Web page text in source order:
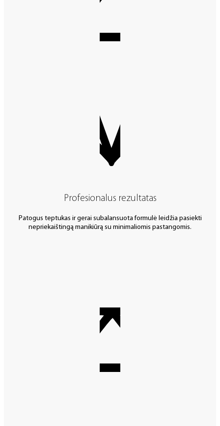
Profesionalus rezultatas
Patogus teptukas ir gerai subalansuota formulė leidžia pasiekti
nepriekaištingą manikiūrą su minimaliomis pastangomis.